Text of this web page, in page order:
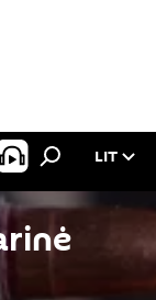
LIT